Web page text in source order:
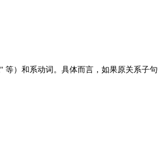
）和系动词。具体而言，如果原关系子